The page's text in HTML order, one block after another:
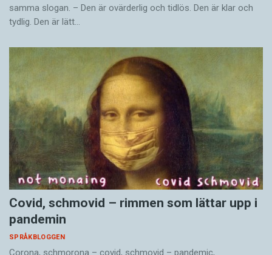
samma slogan. – Den är ovärderlig och tidlös. Den är klar och
tydlig. Den är lätt…
Covid, schmovid – rimmen som lättar upp i
pandemin
SPRÅKBLOGGEN
Corona, schmorona – covid, schmovid – pandemic,